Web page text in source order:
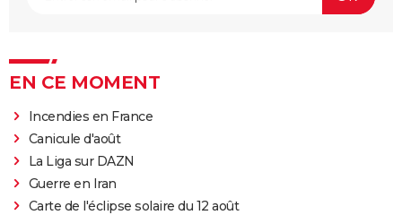
EN CE MOMENT
Incendies en France
Canicule d'août
La Liga sur DAZN
Guerre en Iran
Carte de l'éclipse solaire du 12 août